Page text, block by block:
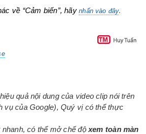
về “Cảm biến”, hãynhấn vào đây.
quả nội dung của video clip nói trên
vụ của Google), Quý vị có thể thực
nhanh, có thể mở chế độxem toàn màn